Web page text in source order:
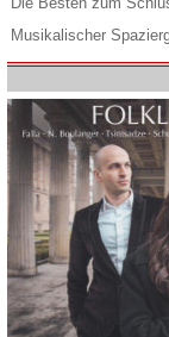
Musikalischer